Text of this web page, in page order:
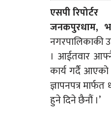
एसपी रिपोर्टर
जनकपुरधाम,
नगरपालिकाकी
। आईतवार
कार्य गर्दै
ज्ञापनपत्र
हुने दिने छैनौं ।’